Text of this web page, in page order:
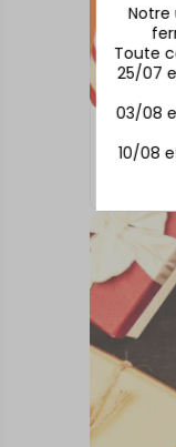
Notre
Toute
25/07
03/08
10/08